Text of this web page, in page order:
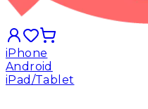
iPhone
Android
iPad/Tablet